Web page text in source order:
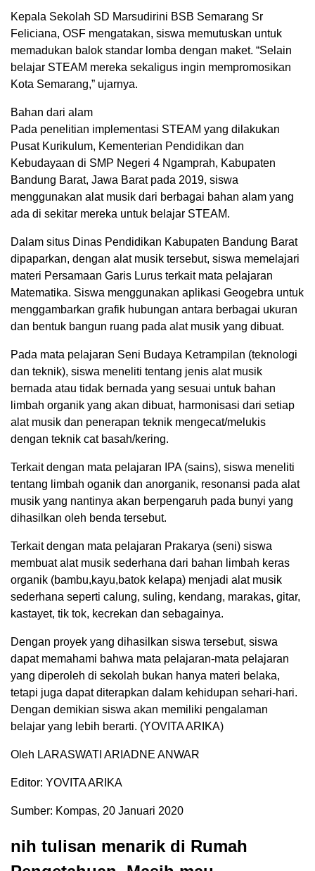
Kepala Sekolah SD Marsudirini BSB Semarang Sr
Feliciana, OSF mengatakan, siswa memutuskan untuk
memadukan balok standar lomba dengan maket. “Selain
belajar STEAM mereka sekaligus ingin mempromosikan
Kota Semarang,” ujarnya.
Bahan dari alam
Pada penelitian implementasi STEAM yang dilakukan
Pusat Kurikulum, Kementerian Pendidikan dan
Kebudayaan di SMP Negeri 4 Ngamprah, Kabupaten
Bandung Barat, Jawa Barat pada 2019, siswa
menggunakan alat musik dari berbagai bahan alam yang
ada di sekitar mereka untuk belajar STEAM.
Dalam situs Dinas Pendidikan Kabupaten Bandung Barat
dipaparkan, dengan alat musik tersebut, siswa memelajari
materi Persamaan Garis Lurus terkait mata pelajaran
Matematika. Siswa menggunakan aplikasi Geogebra untuk
menggambarkan grafik hubungan antara berbagai ukuran
dan bentuk bangun ruang pada alat musik yang dibuat.
Pada mata pelajaran Seni Budaya Ketrampilan (teknologi
dan teknik), siswa meneliti tentang jenis alat musik
bernada atau tidak bernada yang sesuai untuk bahan
limbah organik yang akan dibuat, harmonisasi dari setiap
alat musik dan penerapan teknik mengecat/melukis
dengan teknik cat basah/kering.
Terkait dengan mata pelajaran IPA (sains), siswa meneliti
tentang limbah oganik dan anorganik, resonansi pada alat
musik yang nantinya akan berpengaruh pada bunyi yang
dihasilkan oleh benda tersebut.
Terkait dengan mata pelajaran Prakarya (seni) siswa
membuat alat musik sederhana dari bahan limbah keras
organik (bambu,kayu,batok kelapa) menjadi alat musik
sederhana seperti calung, suling, kendang, marakas, gitar,
kastayet, tik tok, kecrekan dan sebagainya.
Dengan proyek yang dihasilkan siswa tersebut, siswa
dapat memahami bahwa mata pelajaran-mata pelajaran
yang diperoleh di sekolah bukan hanya materi belaka,
tetapi juga dapat diterapkan dalam kehidupan sehari-hari.
Dengan demikian siswa akan memiliki pengalaman
belajar yang lebih berarti. (YOVITA ARIKA)
Oleh LARASWATI ARIADNE ANWAR
Editor: YOVITA ARIKA
Sumber: Kompas, 20 Januari 2020
nih tulisan menarik di Rumah